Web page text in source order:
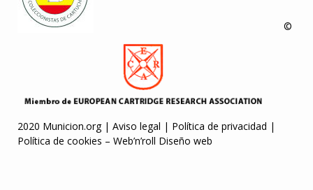
©
2020 Municion.org | Aviso legal | Política de privacidad |
Política de cookies – Web’n’roll Diseño web